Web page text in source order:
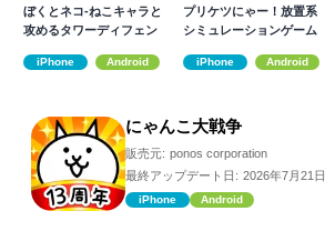
ぼくとネコ-ねこキャラと
攻めるタワーディフェン
iPhone Android
プリケツにゃー！放置系
シミュレーションゲーム
iPhone Android
にゃんこ大戦争
販売元: ponos corporation
最終アップデート日: 2026年7月21日
iPhone Android